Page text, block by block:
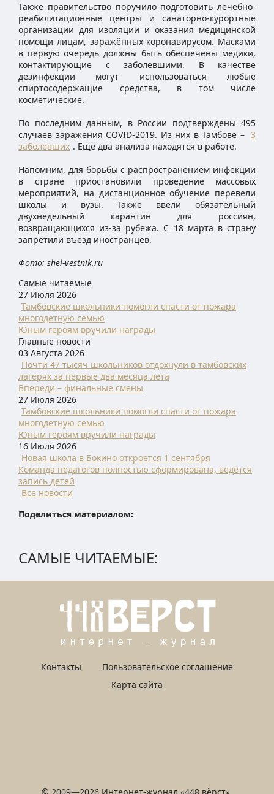
Также правительство поручило подготовить лечебно-
реабилитационные центры и санаторно-курортные
организации для изоляции и оказания медицинской
помощи лицам, заражённых коронавирусом. Масками
в первую очередь должны быть обеспечены медики,
контактирующие с заболевшими. В качестве
дезинфекции могут использоваться любые
спиртосодержащие средства, в том числе
косметические.
По последним данным, в России подтверждены 495
случаев заражения COVID-2019. Из них в Тамбове – 3
заболевших . Ещё два анализа находятся в работе.
Напомним, для борьбы с распространением инфекции
в стране приостановили проведение массовых
мероприятий, на дистанционное обучение перевели
школы и вузы. Также ввели обязательный
двухнедельный карантин для россиян,
возвращающихся из-за рубежа. С 18 марта в страну
запретили въезд иностранцев.
Фото: shel-vestnik.ru
Самые читаемые
27 Июля 2026
Тамбовские школьники помогли спасти от пожара
многодетную семью
Юным героям вручили награды
Главные новости
03 Августа 2026
Почти 47 тысяч школьников отдохнули в тамбовских
лагерях за первые два месяца лета
Впереди – финальные смены
27 Июля 2026
Тамбовские школьники помогли спасти от пожара
многодетную семью
Юным героям вручили награды
16 Июля 2026
Новая школа в Бокино откроется 1 сентября
Команда педагогов полностью сформирована, ведётся
запись детей
Все новости
Поделиться материалом:
САМЫЕ ЧИТАЕМЫЕ:
Контакты
Пользовательское соглашение
Карта сайта